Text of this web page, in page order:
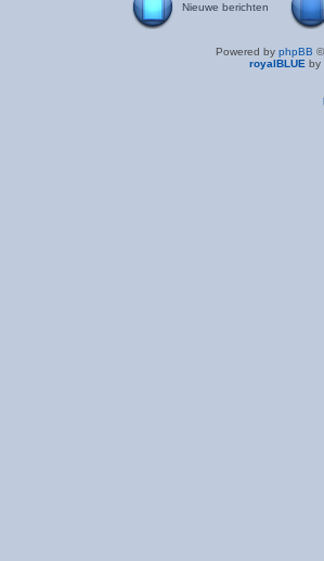
Nieuwe berichten
Powered by phpBB
royalBLUE by